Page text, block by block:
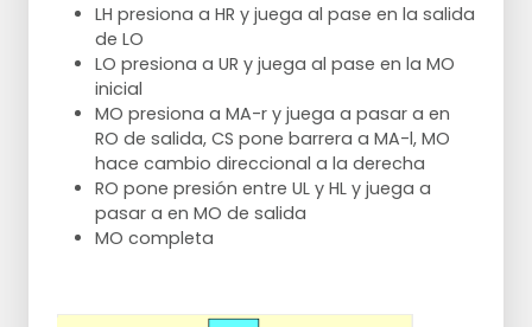
LH presiona a HR y juega al pase en la salida
de LO
LO presiona a UR y juega al pase en la MO
inicial
MO presiona a MA-r y juega a pasar a en
RO de salida, CS pone barrera a MA-l, MO
hace cambio direccional a la derecha
RO pone presión entre UL y HL y juega a
pasar a en MO de salida
MO completa